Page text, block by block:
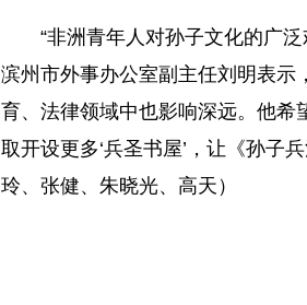
“非洲青年人对孙子文化的广
滨州市外事办公室副主任刘明表示
育、法律领域中也影响深远。他希
取开设更多‘兵圣书屋’，让《孙子
玲、张健、朱晓光、高天）